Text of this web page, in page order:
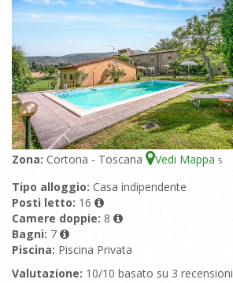
Zona: Cortona - Toscana Vedi Mappa 5
Tipo alloggio: Casa indipendente
Posti letto: 16
Camere doppie: 8
Bagni: 7
Piscina: Piscina Privata
Valutazione: 10/10 basato su 3 recensioni